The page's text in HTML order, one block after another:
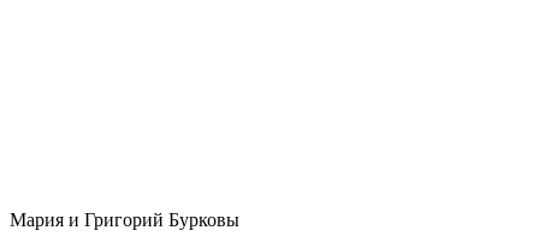
Мария и Григорий Бурковы